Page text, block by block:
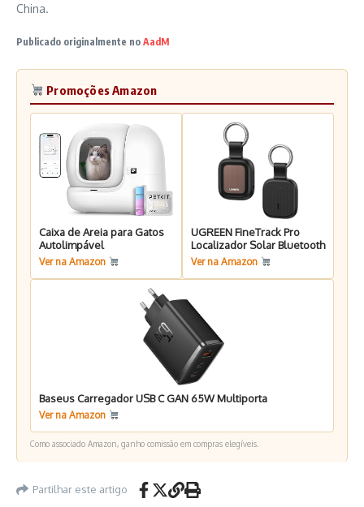
China.
Publicado originalmente no AadM
Promoções Amazon
Caixa de Areia para Gatos
Autolimpável
Ver na Amazon
UGREEN FineTrack Pro
Localizador Solar Bluetooth
Ver na Amazon
Baseus Carregador USB C GAN 65W Multiporta
Ver na Amazon
Como associado Amazon, ganho comissão em compras elegíveis.
Partilhar este artigo